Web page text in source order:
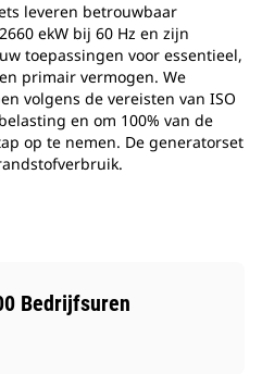
leveren betrouwbaar
ekW bij 60 Hz en zijn
toepassingen voor essentieel,
primair vermogen. We
volgens de vereisten van ISO
en om 100% van de
op te nemen. De generatorset
Bedrijfsuren